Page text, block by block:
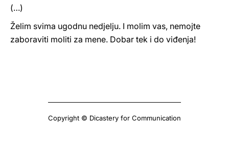
(…)
Želim svima ugodnu nedjelju. I molim vas, nemojte
zaboraviti moliti za mene. Dobar tek i do viđenja!
Copyright © Dicastery for Communication